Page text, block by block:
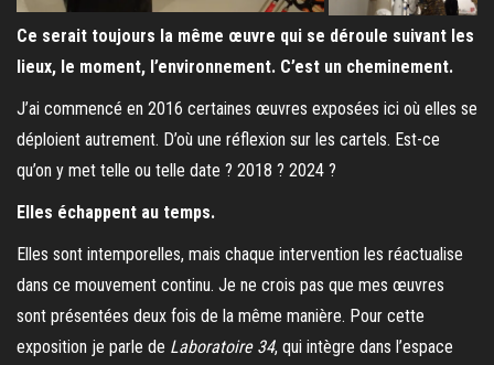
Ce serait toujours la même œuvre qui se déroule suivant les
lieux, le moment, l’environnement. C’est un cheminement.
J’ai commencé en 2016 certaines œuvres exposées ici où elles se
déploient autrement. D’où une réflexion sur les cartels. Est-ce
qu’on y met telle ou telle date ? 2018 ? 2024 ?
Elles échappent au temps.
Elles sont intemporelles, mais chaque intervention les réactualise
dans ce mouvement continu. Je ne crois pas que mes œuvres
sont présentées deux fois de la même manière. Pour cette
exposition je parle de Laboratoire 34, qui intègre dans l’espace